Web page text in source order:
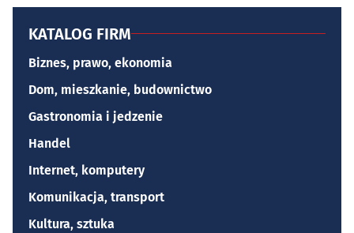
KATALOG FIRM
Biznes, prawo, ekonomia
Dom, mieszkanie, budownictwo
Gastronomia i jedzenie
Handel
Internet, komputery
Komunikacja, transport
Kultura, sztuka